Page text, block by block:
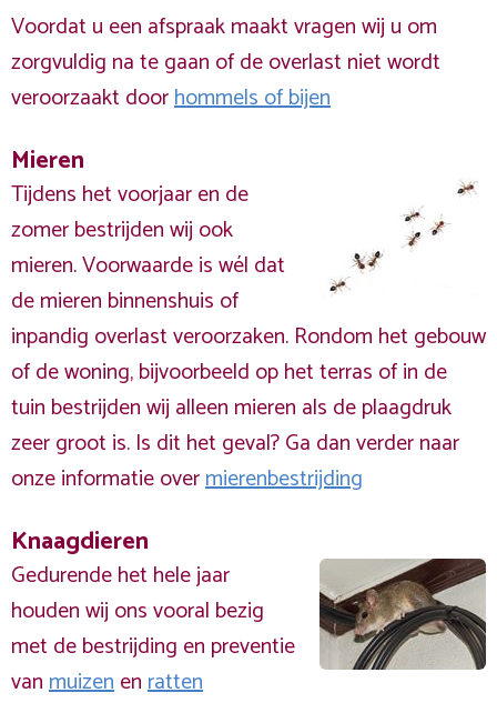
Voordat u een afspraak maakt vragen wij u om
zorgvuldig na te gaan of de overlast niet wordt
veroorzaakt doorhommels of bijen
Mieren
Tijdens het voorjaar en de
zomer bestrijden wij ook
mieren. Voorwaarde is wél dat
de mieren binnenshuis of
inpandig overlast veroorzaken. Rondom het gebouw
of de woning, bijvoorbeeld op het terras of in de
tuin bestrijden wij alleen mieren als de plaagdruk
zeer groot is. Is dit het geval? Ga dan verder naar
onze informatie overmierenbestrijding
Knaagdieren
Gedurende het hele jaar
houden wij ons vooral bezig
met de bestrijding en preventie
vanmuizenenratten